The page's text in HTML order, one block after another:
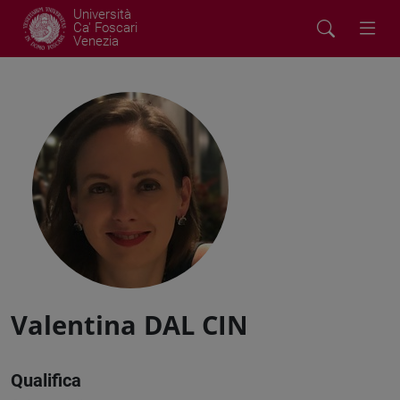
Università
Ca' Foscari
Venezia
Valentina DAL CIN
Qualifica